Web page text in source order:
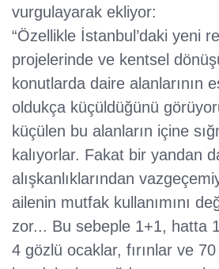
vurgulayarak ekliyor:
“Özellikle İstanbul’daki yeni
projelerinde ve kentsel
konutlarda daire alanlarının
oldukça küçüldüğünü
küçülen bu alanların içine
kalıyorlar. Fakat bir yandan
alışkanlıklarından
ailenin mutfak kullanımını
zor... Bu sebeple 1+1, hatta
4 gözlü ocaklar, fırınlar ve 70